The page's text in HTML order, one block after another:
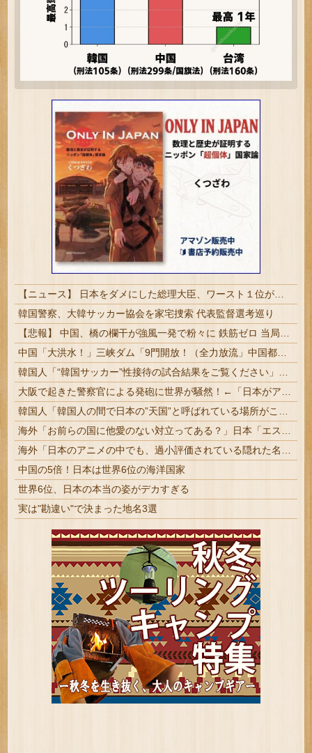
【ニュース】 日本をダメにした総理大臣、ワースト１位が同点でこの人ｗｗｗｗｗｗ
韓国警察、大韓サッカー協会を家宅捜索 代表監督選考巡り
【悲報】 中国、橋の欄干が強風一発で粉々に 鉄筋ゼロ 当局「接着剤でくっつけただけ」「正常で、品質問題はない」
中国「大洪水！」三峡ダム「9門開放！（全力放流」中国都市「三峡沿線の道路水没」中国政府「高速道路封鎖！」中国ダム「緊急放流に合わせて開門（土砂崩れ発生」→
韓国人「“韓国サッカー”性接待の試合結果をご覧ください」→「マッサージ効果は間違いないねｗ」「これが本当のベッドサッカーだ」
大阪で起きた警察官による発砲に世界が騒然！←「日本がアメリカ化してきている」（海外の反応）
韓国人「韓国人の間で日本の”天国”と呼ばれている場所がこちら・・・」
海外「お前らの国に他愛のない対立ってある？」日本「エスカレーターの立つ位置」
海外「日本のアニメの中でも、過小評価されている隠れた名作といえばこの作品なんだよね・・・！」【海外の反応】
中国の5倍！日本は世界6位の海洋国家
世界6位、日本の本当の姿がデカすぎる
実は"勘違い"で決まった地名3選